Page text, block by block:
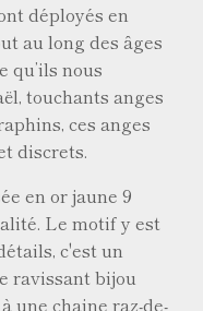
déployés en
au long des âges
qu’ils nous
touchants anges
ces anges
discrets.
en or jaune 9
Le motif y est
c'est un
ravissant bijou
une chaine raz-de-